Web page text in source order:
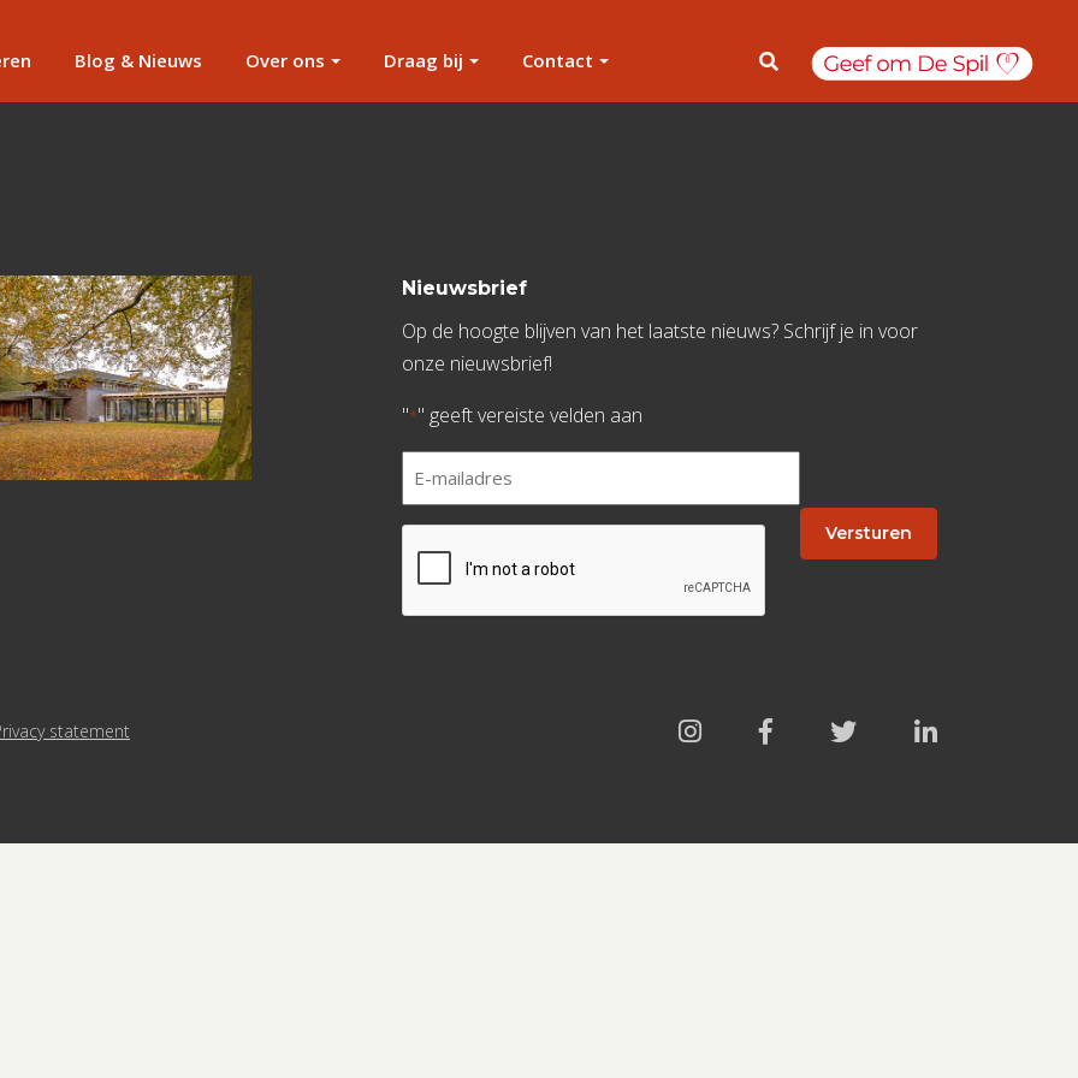
Blog & Nieuws Over ons Draag bij Contact
Nieuwsbrief
Op de hoogte blijven van het laatste nieuws? Schrijf je in voor
onze nieuwsbrief!
"*" geeft vereiste velden aan
mailadres
* Versturen
statement